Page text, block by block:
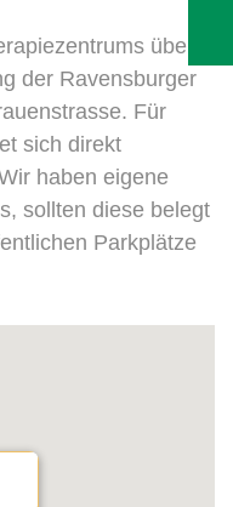
über
der Ravensburger
Für
sich direkt
haben eigene
sollten diese belegt
Parkplätze